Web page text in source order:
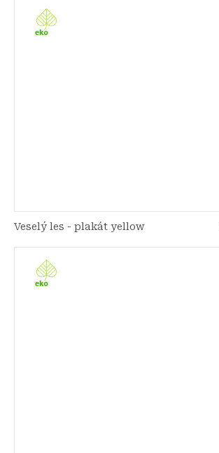
Veselý les - plakát yellow